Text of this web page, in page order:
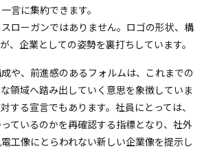
言に集約できます。
ローガンではありません。ロゴの形状、構
、企業としての姿勢を裏打ちしています。
成や、前進感のあるフォルムは、これまでの
領域へ踏み出していく意思を象徴していま
する宣言でもあります。社員にとっては、
ているのかを再確認する指標となり、社外
工像にとらわれない新しい企業像を提示し